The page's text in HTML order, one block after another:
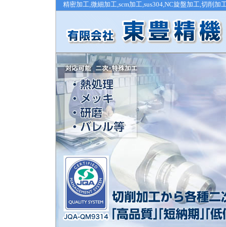
精密加工,微細加工,scm加工,sus304,NC旋盤加工,切削加